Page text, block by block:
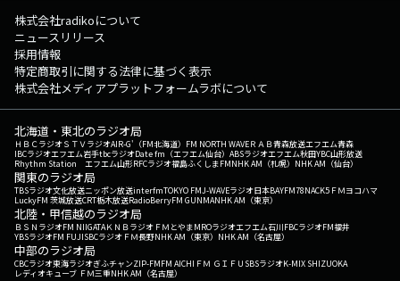
株式会社radikoについて
ニュースリリース
採用情報
特定商取引に関する法律に基づく表示
株式会社メディアプラットフォームラボについて
北海道・東北のラジオ局
ＨＢＣラジオＳＴＶラジオAIR-G'（FM北海道） FM NORTH WAVEＲＡＢ青森放送エフエム青森
IBCラジオエフエム岩手tbcラジオDate fm（エフエム仙台） ABSラジオエフエム秋田YBC山形放送
Rhythm Station エフエム山形RFCラジオ福島ふくしまFMNHK AM（札幌） NHK AM（仙台）
関東のラジオ局
TBSラジオ文化放送ニッポン放送interfmTOKYO FMJ-WAVEラジオ日本BAYFM78NACK5 ＦＭヨコハマ
LuckyFM 茨城放送CRT栃木放送RadioBerryFM GUNMANHK AM（東京）
北陸・甲信越のラジオ局
ＢＳＮラジオFM NIIGATAＫＮＢラジオ ＦＭとやまMROラジオエフエム石川FBCラジオFM福井
YBSラジオFM FUJISBCラジオ ＦＭ長野NHK AM（東京） NHK AM（名古屋）
中部のラジオ局
CBCラジオ東海ラジオぎふチャンZIP-FMFM AICHI ＦＭ ＧＩＦＵ SBSラジオK-MIX SHIZUOKA
レディオキューブ ＦＭ三重NHK AM（名古屋）